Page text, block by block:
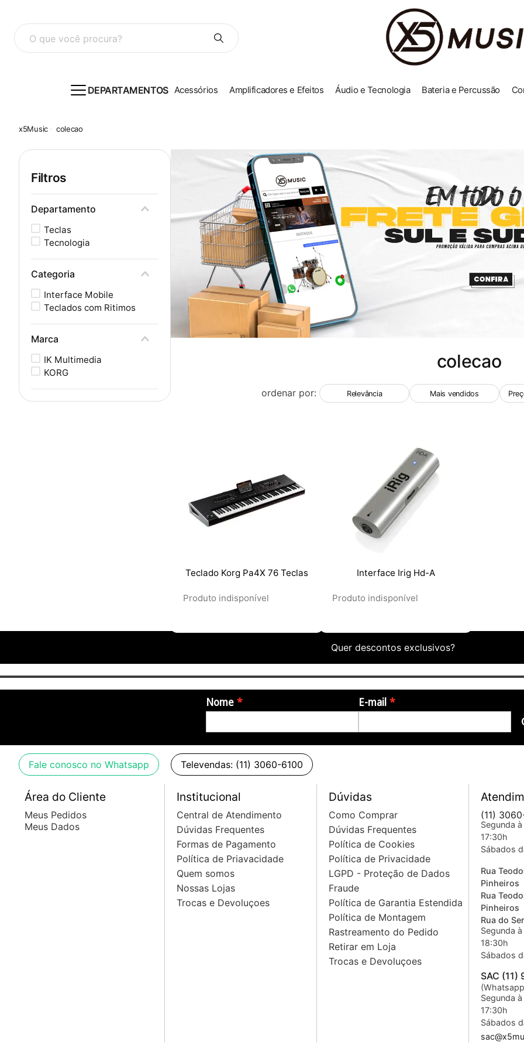
O que você procura?
DEPARTAMENTOS Acessórios Amplificadores e Efeitos Áudio e Tecnologia Bateria e Percussão
colecao
Filtros
Departamento
Teclas
Tecnologia
Categoria
Interface Mobile
Teclados com Ritimos
Marca
IK Multimedia
KORG
colecao
ordenar por: Relevância Mais vendidos
Teclado Korg Pa4X 76 Teclas
Produto indisponível
Interface Irig Hd-A
Produto indisponível
Quer descontos exclusivos?
Nome E-mail
Fale conosco no Whatsapp Televendas: (11) 3060-6100
Área do Cliente
Meus Pedidos
Meus Dados
Institucional
Central de Atendimento
Dúvidas Frequentes
Formas de Pagamento
Política de Priavacidade
Quem somos
Nossas Lojas
Trocas e Devoluçoes
Dúvidas
Como Comprar
Dúvidas Frequentes
Política de Cookies
Política de Privacidade
LGPD - Proteção de Dados
Fraude
Política de Garantia Estendida
Política de Montagem
Rastreamento do Pedido
Retirar em Loja
Trocas e Devoluçoes
(11)
Segunda
17:30h
Sábados
Rua
Pinheiros
Rua
Pinheiros
Rua do
Segunda
18:30h
Sábados
SAC (11)
Segunda
17:30h
Sábados